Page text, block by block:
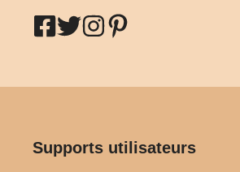
Supports utilisateurs